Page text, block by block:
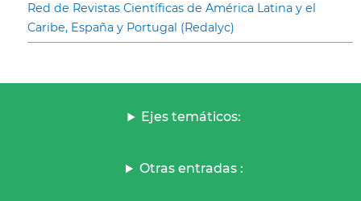
Red de Revistas Científicas de América Latina y el
Caribe, España y Portugal (Redalyc)
Ejes temáticos:
Otras entradas :